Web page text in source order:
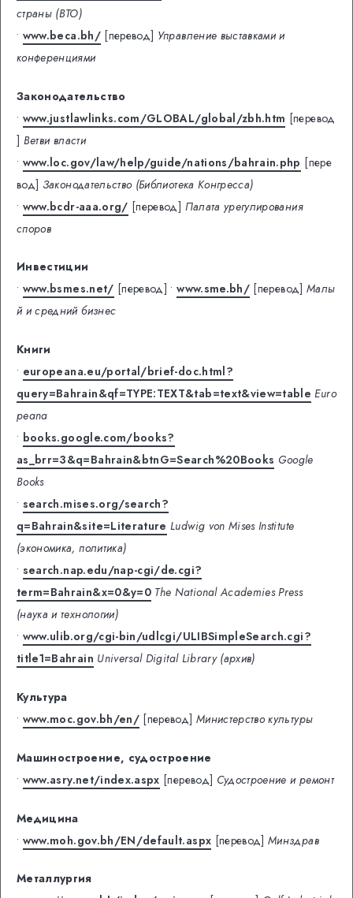
страны (ВТО)
• www.beca.bh/ [перевод] Управление выставками и
конференциями
Законодательство
• www.justlawlinks.com/GLOBAL/global/zbh.htm [перевод
] Ветви власти
• www.loc.gov/law/help/guide/nations/bahrain.php [пере
вод] Законодательство (Библиотека Конгресса)
• www.bcdr-aaa.org/ [перевод] Палата урегулирования
споров
Инвестиции
• www.bsmes.net/ [перевод] •www.sme.bh/ [перевод] Малы
й и средний бизнес
Книги
• europeana.eu/portal/brief-doc.html?
query=Bahrain&qf=TYPE:TEXT&tab=text&view=table Euro
peana
• books.google.com/books?
as_brr=3&q=Bahrain&btnG=Search%20Books Google
Books
• search.mises.org/search?
q=Bahrain&site=Literature Ludwig von Mises Institute
(экономика, политика)
• search.nap.edu/nap-cgi/de.cgi?
term=Bahrain&x=0&y=0 The National Academies Press
(наука и технологии)
• www.ulib.org/cgi-bin/udlcgi/ULIBSimpleSearch.cgi?
title1=Bahrain Universal Digital Library (архив)
Культура
• www.moc.gov.bh/en/ [перевод] Министерство культуры
Машиностроение, судостроение
• www.asry.net/index.aspx [перевод] Судостроение и ремонт
Медицина
• www.moh.gov.bh/EN/default.aspx [перевод] Минздрав
Металлургия